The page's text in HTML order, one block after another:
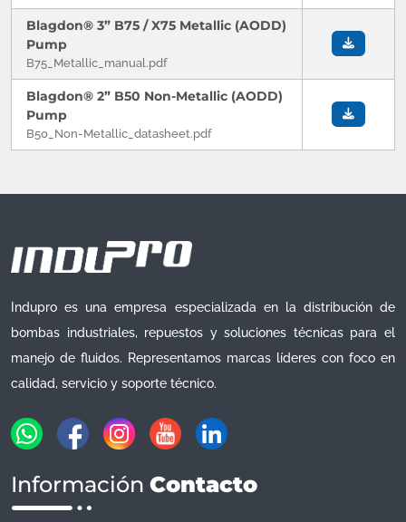
Blagdon® 3” B75 / X75 Metallic (AODD)
Pump
B75_Metallic_manual.pdf
Blagdon® 2” B50 Non-Metallic (AODD)
Pump
B50_Non-Metallic_datasheet.pdf
Indupro es una empresa especializada en la distribución de
bombas industriales, repuestos y soluciones técnicas para el
manejo de fluidos. Representamos marcas líderes con foco en
calidad, servicio y soporte técnico.
Información Contacto